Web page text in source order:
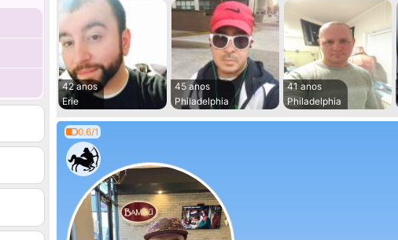
42 anos
Erie
45 anos
Philadelphia
41 anos
Philadelphia
0.6/1